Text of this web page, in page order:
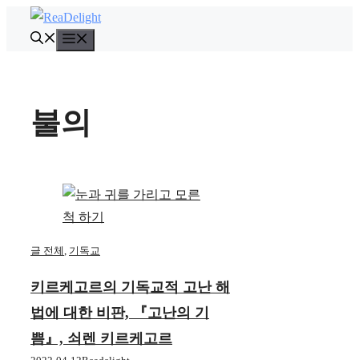
뉴
불의
글 전체 기독교
키르케고르의 기독교적 고난 해
법에 대한 비판, 『고난의 기
쁨』, 쇠렌 키르케고르